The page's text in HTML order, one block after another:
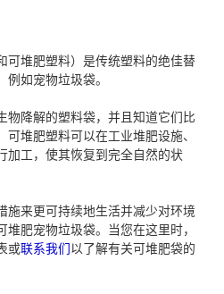
可堆肥塑料）是传统塑料的绝佳替
如宠物垃圾袋。
物降解的塑料袋，并且知道它们比
堆肥塑料可以在工业堆肥设施、
加工，使其恢复到完全自然的状
施来更可持续地生活并减少对环境
肥宠物垃圾袋。当您在这里时，
或联系我们以了解有关可堆肥袋的